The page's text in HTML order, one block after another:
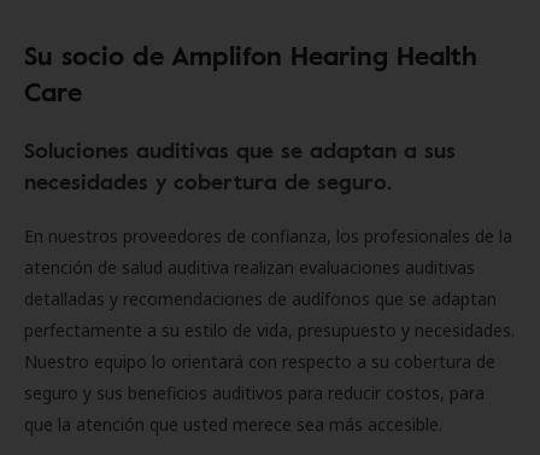
Su socio de Amplifon Hearing Health
Care
Soluciones auditivas que se adaptan a sus
necesidades y cobertura de seguro.
En nuestros proveedores de confianza, los profesionales de la
atención de salud auditiva realizan evaluaciones auditivas
detalladas y recomendaciones de audífonos que se adaptan
perfectamente a su estilo de vida, presupuesto y necesidades.
Nuestro equipo lo orientará con respecto a su cobertura de
seguro y sus beneficios auditivos para reducir costos, para
que la atención que usted merece sea más accesible.